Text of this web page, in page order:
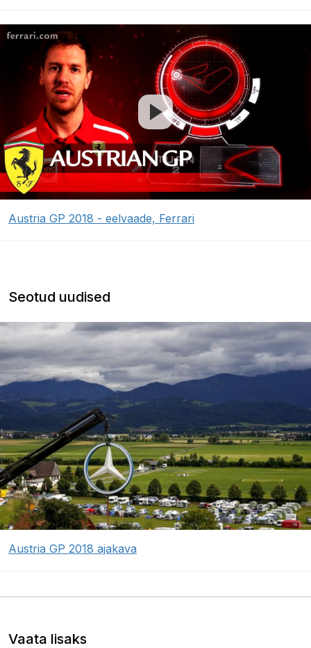
Austria GP 2018 - eelvaade, Ferrari
Seotud uudised
Austria GP 2018 ajakava
Vaata lisaks